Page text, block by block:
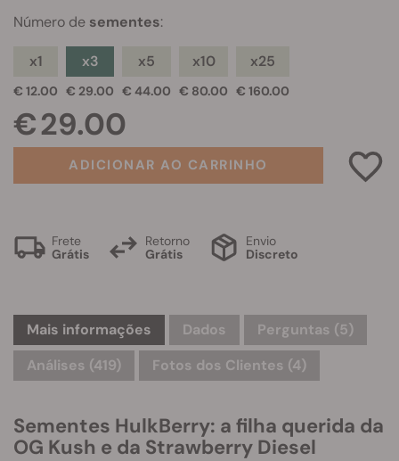
Número de sementes:
x1
€ 12.00
x3
€ 29.00
x5
€ 44.00
x10
€ 80.00
x25
€ 160.00
€ 29.00
ADICIONAR AO CARRINHO
Frete
Grátis
Retorno
Grátis
Envio
Discreto
Mais informações Dados Perguntas (5)
Análises (419)
Fotos dos Clientes (4)
Sementes HulkBerry: a filha querida da
OG Kush e da Strawberry Diesel